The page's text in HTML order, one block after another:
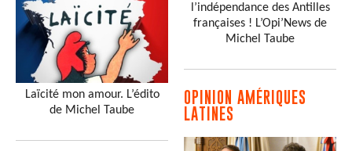
Laïcité mon amour. L’édito
de Michel Taube
l’indépendance des Antilles
françaises ! L’Opi’News de
Michel Taube
OPINION AMÉRIQUES
LATINES